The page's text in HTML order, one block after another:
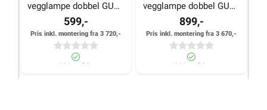
vegglampe dobbel GU10
599,-
Pris inkl. montering fra 3 720,-
>1 000+ på lager
vegglampe dobbel GU10
899,-
Pris inkl. montering fra 3 670,-
>1 000+ på lager